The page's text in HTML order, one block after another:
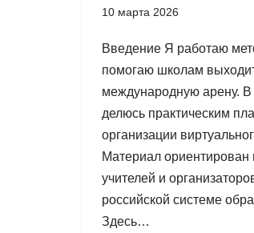
10 марта 2026
Введение Я работаю
помогаю школам
международную арену. В
делюсь практическим
организации
Материал
учителей и
российской системе
Здесь…